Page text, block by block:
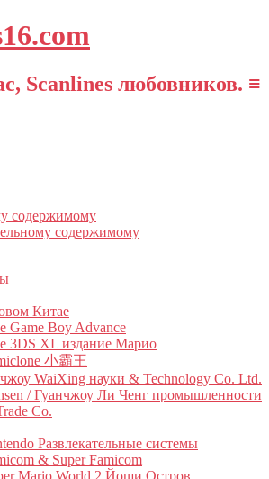
Scanlines любовников. ≡
содержимому
содержимому
Китае
Game Boy Advance
3DS XL издание Марио
小霸王
WaiXing науки & Technology Co. Ltd.
/ Гуанчжоу Ли Ченг промышленности
Co.
Развлекательные системы
& Super Famicom